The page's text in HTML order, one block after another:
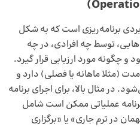
)
برنامه‌ریزی است که به شکل
توسط چه افرادی، در چه
و چگونه مورد ارزیابی قرار گیرد.
(مثلا ماهانه یا فصلی) دارد و
در مثال بالا، برای اجرای برنامه
عملیاتی ممکن است شامل
در ترم جاری» یا «برگزاری